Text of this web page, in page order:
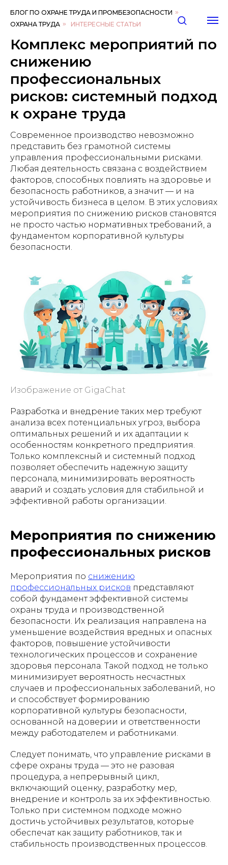
БЛОГ ПО ОХРАНЕ ТРУДА И ПРОМБЕЗОПАСНОСТИ »
ОХРАНА ТРУДА » ИНТЕРЕСНЫЕ СТАТЬИ
Комплекс мероприятий по
снижению
профессиональных
рисков: системный подход
к охране труда
Современное производство невозможно
представить без грамотной системы
управления профессиональными рисками.
Любая деятельность связана с воздействием
факторов, способных повлиять на здоровье и
безопасность работников, а значит — и на
устойчивость бизнеса в целом. В этих условиях
мероприятия по снижению рисков становятся
не просто частью нормативных требований, а
фундаментом корпоративной культуры
безопасности.
Изображение от GigaChat
Разработка и внедрение таких мер требуют
анализа всех потенциальных угроз, выбора
оптимальных решений и их адаптации к
особенностям конкретного предприятия.
Только комплексный и системный подход
позволяет обеспечить надежную защиту
персонала, минимизировать вероятность
аварий и создать условия для стабильной и
эффективной работы организации.
Мероприятия по снижению
профессиональных рисков
Мероприятия по снижению
профессиональных рисков представляют
собой фундамент эффективной системы
охраны труда и производственной
безопасности. Их реализация направлена на
уменьшение воздействия вредных и опасных
факторов, повышение устойчивости
технологических процессов и сохранение
здоровья персонала. Такой подход не только
минимизирует вероятность несчастных
случаев и профессиональных заболеваний, но
и способствует формированию
корпоративной культуры безопасности,
основанной на доверии и ответственности
между работодателем и работниками.
Следует понимать, что управление рисками в
сфере охраны труда — это не разовая
процедура, а непрерывный цикл,
включающий оценку, разработку мер,
внедрение и контроль за их эффективностью.
Только при системном подходе можно
достичь устойчивых результатов, которые
обеспечат как защиту работников, так и
стабильность производственных процессов.